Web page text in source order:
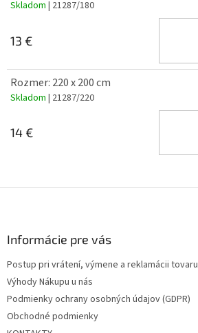
Skladom | 21287/180
13 €
Rozmer: 220 x 200 cm
Skladom | 21287/220
14 €
Informácie pre vás
Postup pri vrátení, výmene a reklamácii tovaru
Výhody Nákupu u nás
Podmienky ochrany osobných údajov (GDPR)
Obchodné podmienky